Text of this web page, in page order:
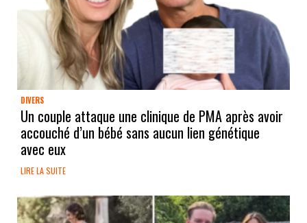
DIVERS
Un couple attaque une clinique de PMA après avoir
accouché d’un bébé sans aucun lien génétique
avec eux
LIRE LA SUITE